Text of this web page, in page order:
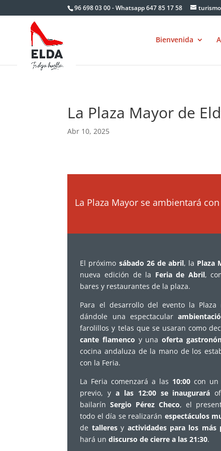
96 698 03 00 - Whatsapp 647 85 17 58
Bienvenida
La Plaza Mayor de
Abr 10, 2025
La Plaza Mayor se ambientará
El próximo sábado 26 de abril, la Plaza
nueva edición de la Feria de Abril,
bares y restaurantes de la plaza.
Para el desarrollo del evento la Plaza
dándole una espectacular
farolillos y telas que se usaran como
cante flamenco y unaoferta
cocina andaluza de la mano de los
con la Feria.
La Feria comenzará a las 10:00con un
previo, ya las 12:00 se inaugurará
bailarínSergio Pérez Checo, el
todo el día se realizarán espectáculos
de talleresy actividades para los más
hará un discurso de cierre a las 21:30.